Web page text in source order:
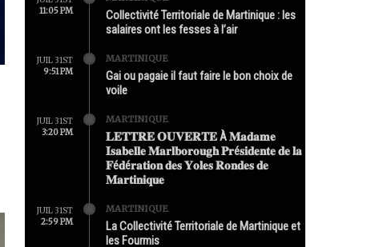
11:05 PM
Collectivité Territoriale de Martinique : les
salaires ont les fesses à l’air
JUIL 31ST
9:51 PM
MARTINIQUE
Gai ou pagaie il faut faire le bon choix de
voile
JUIL 31ST
3:20 PM
MARTINIQUE
𝐋𝐄𝐓𝐓𝐑𝐄 𝐎𝐔𝐕𝐄𝐑𝐓𝐄 À 𝐌𝐚𝐝𝐚𝐦𝐞
𝐈𝐬𝐚𝐛𝐞𝐥𝐥𝐞 𝐌𝐚𝐫𝐥𝐛𝐨𝐫𝐨𝐮𝐠𝐡 𝐏𝐫é𝐬𝐢𝐝𝐞𝐧𝐭𝐞 𝐝𝐞 𝐥𝐚
𝐅é𝐝é𝐫𝐚𝐭𝐢𝐨𝐧 𝐝𝐞𝐬 𝐘𝐨𝐥𝐞𝐬 𝐑𝐨𝐧𝐝𝐞𝐬 𝐝𝐞
𝐌𝐚𝐫𝐭𝐢𝐧𝐢𝐪𝐮𝐞
JUIL 31ST
2:59 PM
MARTINIQUE
La Collectivité Territoriale de Martinique et
les Fourmis